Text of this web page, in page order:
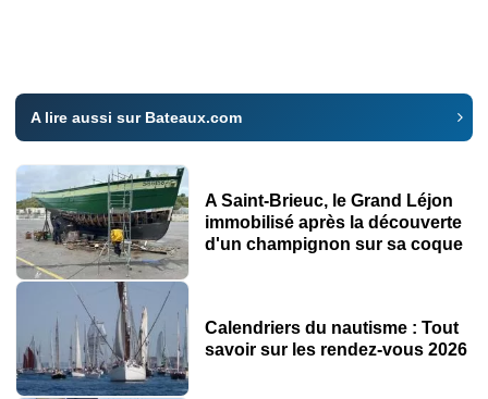
Tuiga aux Régates Napoléon
Les Voiles d'Antibes
Du 4 au 8 juin 2025
Lieu : Antibes
Type : Régates
Organisées tous les ans depuis 1996 pendant la
A lire aussi sur Bateaux.com
A Saint-Brieuc, le Grand Léjon
immobilisé après la découverte
d'un champignon sur sa coque
Calendriers du nautisme : Tout
savoir sur les rendez-vous 2026